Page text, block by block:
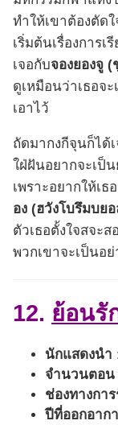
ทำให้เขาต้องตัด
เริ่มต้นเรื่องการ
เจอกับจองยองจู (
ดูเหมือนว่าเธอจ
เอาไว้
ถัดมากงกีจุนก็ได้
ใฝ่ฝันอยากจะเป็
เพราะอยากให้เ
อง (ฮวังโบรึมบยอ
ตัวเธอตั้งใจสจะส
พวกเขาจะเป็นอ
12. ย้อนรั
นักแสดงนำ
จำนวนตอน
ช่องทางกา
ปีที่ออกอาก